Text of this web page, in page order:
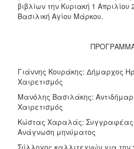
2018
2017
2012
2011
2010
2006
βιβλίων την Κυριακή 1
Βασιλική Αγίου Μάρκου.
Γιάννης Κουράκης: Δήμαρχος
Χαιρετισμός
Μανόλης Βασιλάκης:
Χαιρετισμός
Κώστας Χαραλάς: Συγγραφέας
Ανάγνωση μηνύματος
Σύλλογος καλλιτεχνών για την